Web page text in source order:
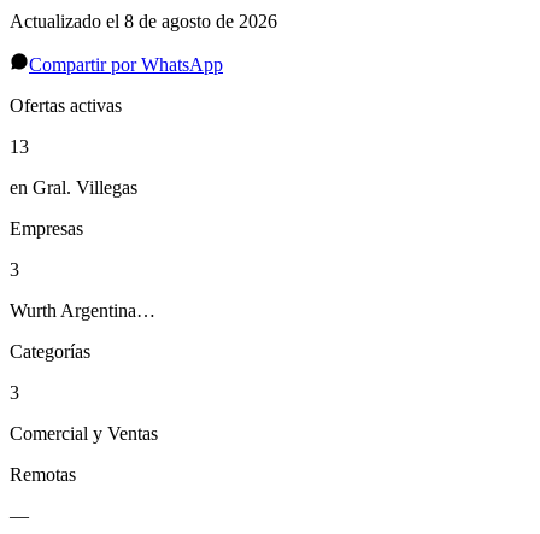
Actualizado el 8 de agosto de 2026
Compartir por WhatsApp
Ofertas activas
13
en Gral. Villegas
Empresas
3
Wurth Argentina…
Categorías
3
Comercial y Ventas
Remotas
—